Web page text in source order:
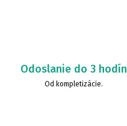
Odoslanie do 3 hodín
Od kompletizácie.